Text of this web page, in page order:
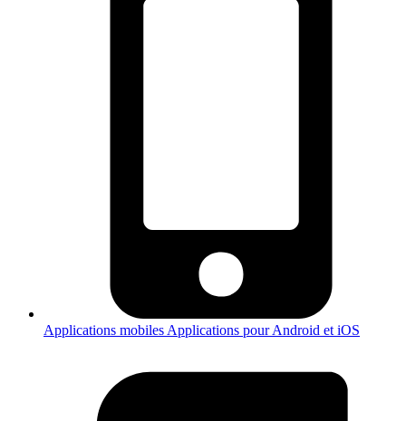
Applications mobiles Applications pour Android et iOS